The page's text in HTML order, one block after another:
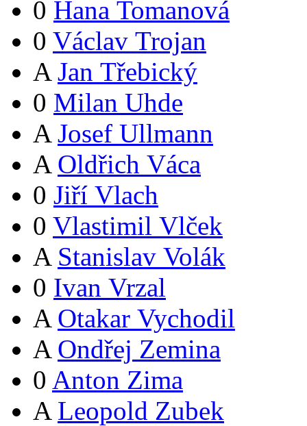
0 Hana Tomanová
0 Václav Trojan
A Jan Třebický
0 Milan Uhde
A Josef Ullmann
A Oldřich Váca
0 Jiří Vlach
0 Vlastimil Vlček
A Stanislav Volák
0 Ivan Vrzal
A Otakar Vychodil
A Ondřej Zemina
0 Anton Zima
A Leopold Zubek